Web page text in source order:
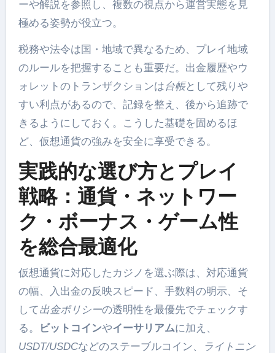
ーや解説を参照し、複数の視点から運営実態を見
極める姿勢が役立つ。
税務や法令は国・地域で異なるため、プレイ地域
のルールを把握することも重要だ。出金履歴やウ
ォレットのトランザクションは 台帳として残りや
すい利点があるので、記録を整え、後から追跡で
きるようにしておく。こうした基礎を固めるほ
ど、仮想通貨の強みを安全に享受できる。
実践的な選び方とプレイ
戦略：通貨・ネットワー
ク・ボーナス・ゲーム性
を総合最適化
仮想通貨に対応したカジノを選ぶ際は、対応通貨
の幅、入出金の反映スピード、手数料の明示、そ
して出金ポリシーの透明性を最優先でチェックす
る。
ビットコインやイーサリアムに加え、
USDT/USDCなどのステーブルコイン、
ライトニン